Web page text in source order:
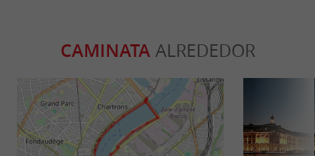
CAMINATAALREDEDOR